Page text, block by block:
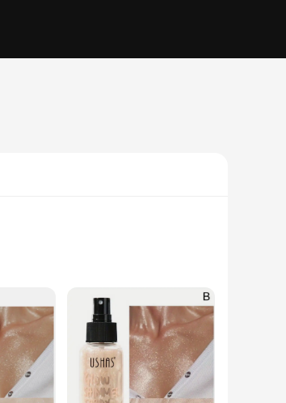
the rigors of water sports, they
skiing, wakeboarding, and other